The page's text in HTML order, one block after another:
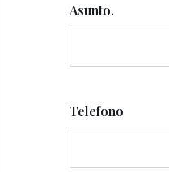
Asunto.
Telefono